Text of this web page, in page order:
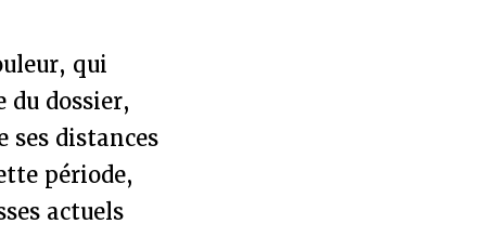
qui
dossier,
ses distances
période,
actuels